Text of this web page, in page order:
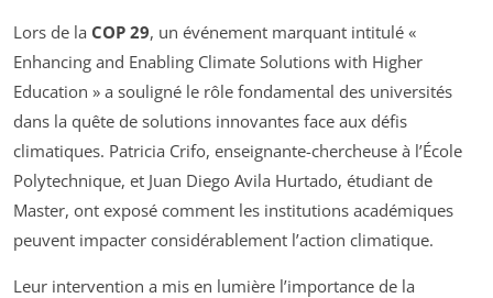
Lors de la COP 29, un événement marquant intitulé «
Enhancing and Enabling Climate Solutions with Higher
Education » a souligné le rôle fondamental des universités
dans la quête de solutions innovantes face aux défis
climatiques. Patricia Crifo, enseignante-chercheuse à l’École
Polytechnique, et Juan Diego Avila Hurtado, étudiant de
Master, ont exposé comment les institutions académiques
peuvent impacter considérablement l’action climatique.
Leur intervention a mis en lumière l’importance de la